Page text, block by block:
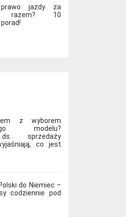
jazdy za
razem? 10
z wyborem
modelu?
sprzedaży
co jest
do Niemiec –
codziennie pod